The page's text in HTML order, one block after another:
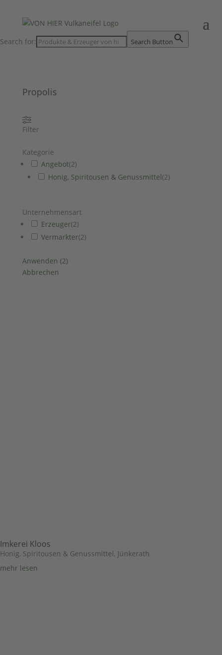
Search for: Search Button
Propolis
Filter
Kategorie
Angebot(2)
Honig, Spiritousen & Genussmittel(2)
Unternehmensart
Erzeuger(2)
Vermarkter(2)
Anwenden (2)
Abbrechen
Imkerei Kloos
Honig, Spiritousen & Genussmittel, Jünkerath
mehr lesen